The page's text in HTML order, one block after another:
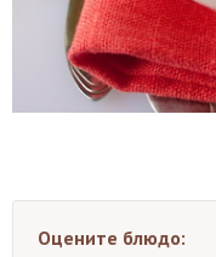
Оцените блюдо: